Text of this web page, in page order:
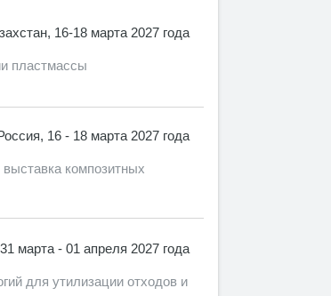
16-18 марта 2027 года
пластмассы
16 - 18 марта 2027 года
композитных
марта - 01 апреля 2027 года
для утилизации отходов и